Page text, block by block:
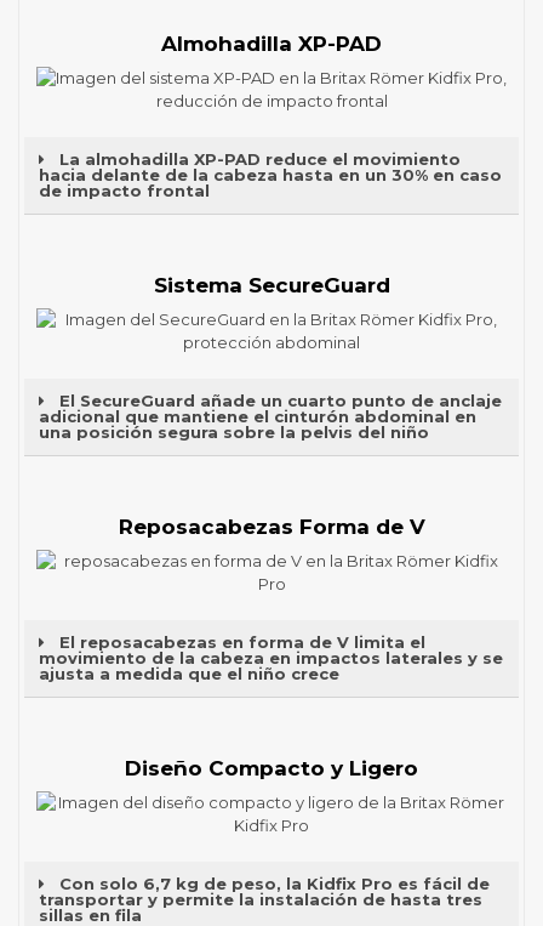
Almohadilla XP-PAD
La almohadilla XP-PAD reduce el movimiento
hacia delante de la cabeza hasta en un 30% en caso
de impacto frontal
Sistema SecureGuard
El SecureGuard añade un cuarto punto de anclaje
adicional que mantiene el cinturón abdominal en
una posición segura sobre la pelvis del niño
Reposacabezas Forma de V
El reposacabezas en forma de V limita el
movimiento de la cabeza en impactos laterales y se
ajusta a medida que el niño crece
Diseño Compacto y Ligero
Con solo 6,7 kg de peso, la Kidfix Pro es fácil de
transportar y permite la instalación de hasta tres
sillas en fila